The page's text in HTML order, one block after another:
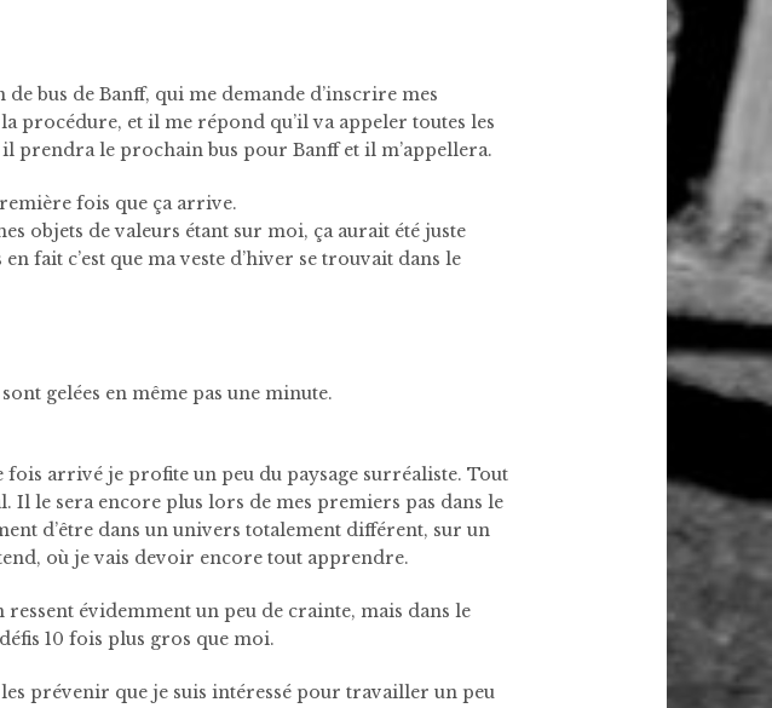
bus de Banff, qui me demande d’inscrire mes
procédure, et il me répond qu’il va appeler toutes les
il prendra le prochain bus pour Banff et il m’appellera.
fois que ça arrive.
objets de valeurs étant sur moi, ça aurait été juste
fait c’est que ma veste d’hiver se trouvait dans le
gelées en même pas une minute.
arrivé je profite un peu du paysage surréaliste. Tout
Il le sera encore plus lors de mes premiers pas dans le
d’être dans un univers totalement différent, sur un
où je vais devoir encore tout apprendre.
évidemment un peu de crainte, mais dans le
10 fois plus gros que moi.
prévenir que je suis intéressé pour travailler un peu